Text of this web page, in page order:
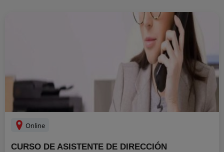
Online
CURSO DE ASISTENTE DE DIRECCIÓN